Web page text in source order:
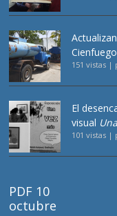
151 vistas |
El
visual
101 vistas |
PDF 10
octubre